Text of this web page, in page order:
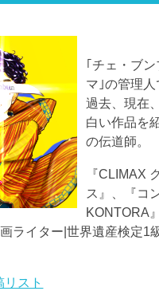
｢チェ・ブ
マ｣の管理
過去、現在
白い作品を
の伝道師。
『CLIMAX
ス』、『コ
KONTORA
ライター|世界遺産検定1
スト